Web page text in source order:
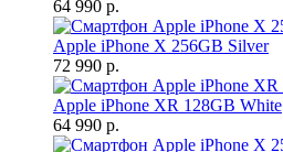
64 990 р.
Apple iPhone X 256GB Silver
72 990 р.
Apple iPhone XR 128GB White
64 990 р.